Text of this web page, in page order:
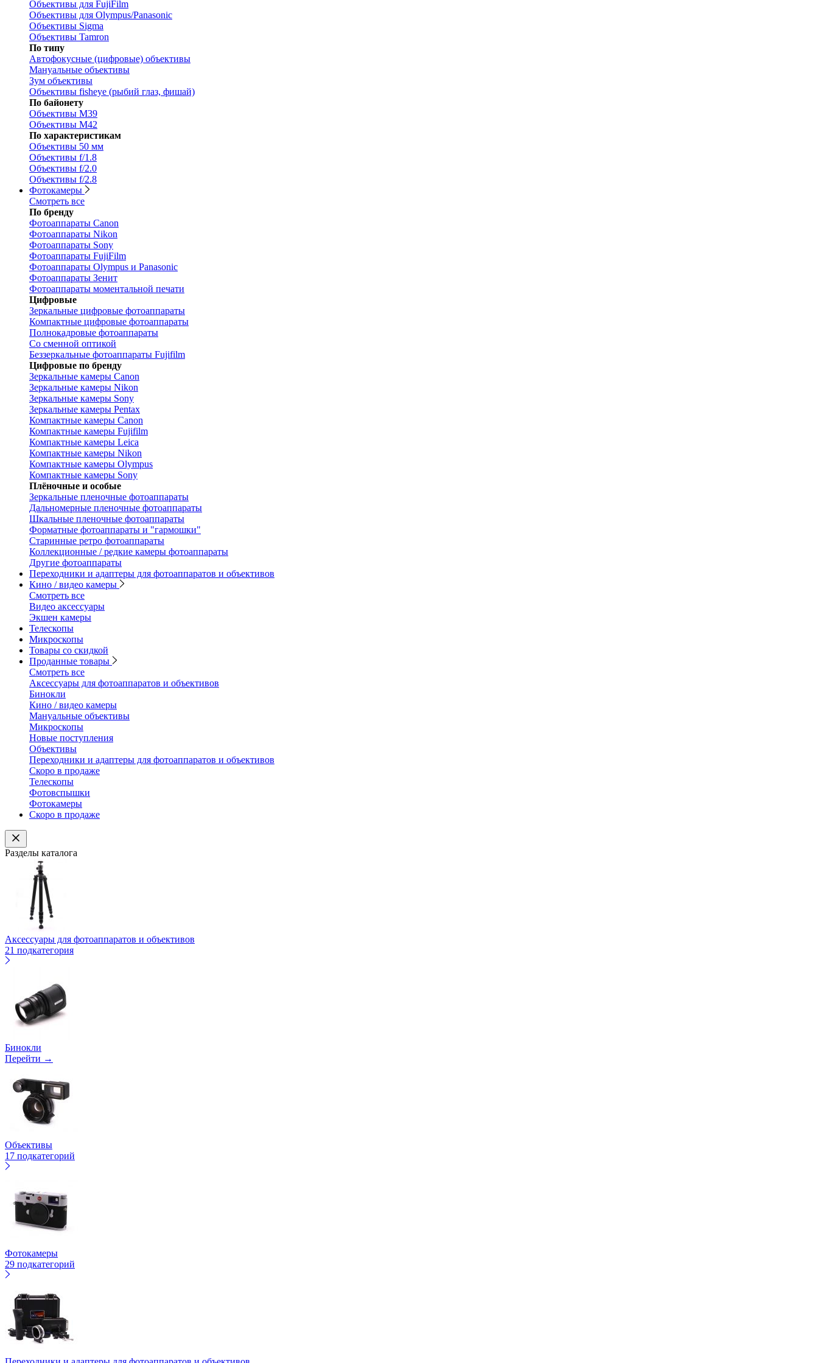
Объективы для FujiFilm
Объективы для Olympus/Panasonic
Объективы Sigma
Объективы Tamron
По типу
Автофокусные (цифровые) объективы
Мануальные объективы
Зум объективы
Объективы fisheye (рыбий глаз, фишай)
По байонету
Объективы M39
Объективы M42
По характеристикам
Объективы 50 мм
Объективы f/1.8
Объективы f/2.0
Объективы f/2.8
Фотокамеры
Смотреть все
По бренду
Фотоаппараты Canon
Фотоаппараты Nikon
Фотоаппараты Sony
Фотоаппараты FujiFilm
Фотоаппараты Olympus и Panasonic
Фотоаппараты Зенит
Фотоаппараты моментальной печати
Цифровые
Зеркальные цифровые фотоаппараты
Компактные цифровые фотоаппараты
Полнокадровые фотоаппараты
Со сменной оптикой
Беззеркальные фотоаппараты Fujifilm
Цифровые по бренду
Зеркальные камеры Canon
Зеркальные камеры Nikon
Зеркальные камеры Sony
Зеркальные камеры Pentax
Компактные камеры Canon
Компактные камеры Fujifilm
Компактные камеры Leica
Компактные камеры Nikon
Компактные камеры Olympus
Компактные камеры Sony
Плёночные и особые
Зеркальные пленочные фотоаппараты
Дальномерные пленочные фотоаппараты
Шкальные пленочные фотоаппараты
Форматные фотоаппараты и "гармошки"
Старинные ретро фотоаппараты
Коллекционные / редкие камеры фотоаппараты
Другие фотоаппараты
Переходники и адаптеры для фотоаппаратов и объективов
Кино / видео камеры
Смотреть все
Видео аксессуары
Экшен камеры
Телескопы
Микроскопы
Товары со скидкой
Проданные товары
Смотреть все
Аксессуары для фотоаппаратов и объективов
Бинокли
Кино / видео камеры
Мануальные объективы
Микроскопы
Новые поступления
Объективы
Переходники и адаптеры для фотоаппаратов и объективов
Скоро в продаже
Телескопы
Фотовспышки
Фотокамеры
Скоро в продаже
Разделы каталога
Аксессуары для фотоаппаратов и объективов
21 подкатегория
Бинокли
Перейти →
Объективы
17 подкатегорий
Фотокамеры
29 подкатегорий